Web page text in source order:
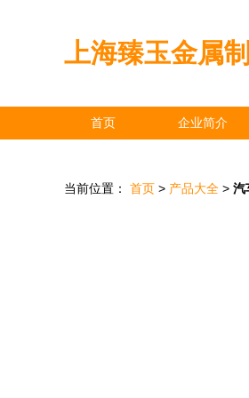
上海臻玉金属
首页 企业简介
当前位置： 首页 > 产品大全 > 汽